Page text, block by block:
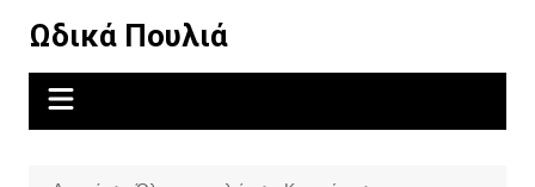
περιεχόμενο
Ωδικά Πουλιά